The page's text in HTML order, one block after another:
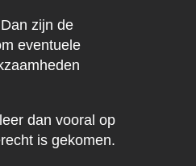
zijn de
eventuele
dan vooral op
is gekomen.